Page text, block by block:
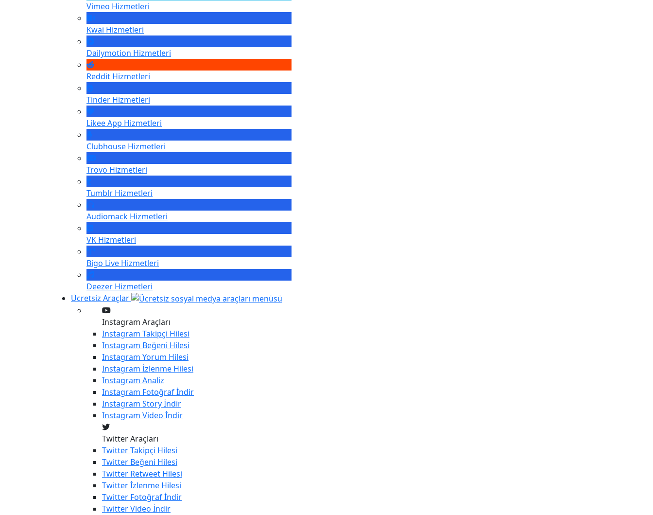
Vimeo Hizmetleri
Kwai Hizmetleri
Dailymotion Hizmetleri
Reddit Hizmetleri
Tinder Hizmetleri
Likee App Hizmetleri
Clubhouse Hizmetleri
Trovo Hizmetleri
Tumblr Hizmetleri
Audiomack Hizmetleri
VK Hizmetleri
Bigo Live Hizmetleri
Deezer Hizmetleri
Ücretsiz Araçlar
Instagram Araçları
Instagram Takipçi Hilesi
Instagram Beğeni Hilesi
Instagram Yorum Hilesi
Instagram İzlenme Hilesi
Instagram Analiz
Instagram Fotoğraf İndir
Instagram Story İndir
Instagram Video İndir
Twitter Araçları
TwitterTakipçi Hilesi
Twitter Beğeni Hilesi
Twitter Retweet Hilesi
Twitterİzlenme Hilesi
Twitter Fotoğraf İndir
TwitterVideo İndir